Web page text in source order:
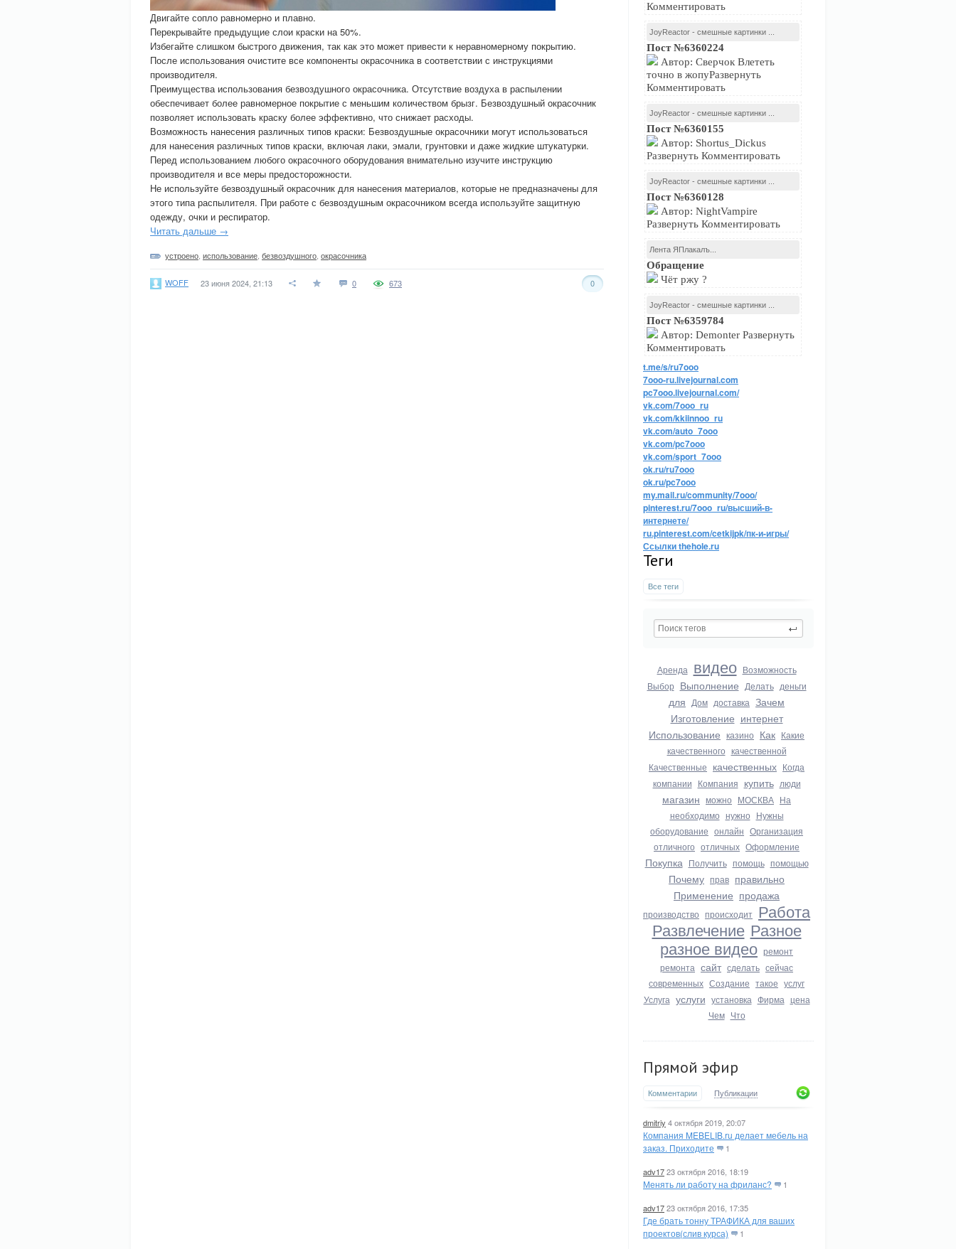
Комментировать
JoyReactor - смешные картинки ...
Пост №6360224
Автор: Сверчок Влететь
точно в жопуРазвернуть
Комментировать
JoyReactor - смешные картинки ...
Пост №6360155
Автор: Shortus_Dickus
Развернуть Комментировать
JoyReactor - смешные картинки ...
Пост №6360128
Автор: NightVampire
Развернуть Комментировать
Лента ЯПлакалъ...
Обращение
Чёт ржу ?
JoyReactor - смешные картинки ...
Пост №6359784
Автор: Demonter Развернуть
Комментировать
t.me/s/ru7ooo
7ooo-ru.livejournal.com
pc7ooo.livejournal.com/
vk.com/7ooo_ru
vk.com/kkiinnoo_ru
vk.com/auto_7ooo
vk.com/pc7ooo
vk.com/sport_7ooo
ok.ru/ru7ooo
ok.ru/pc7ooo
my.mail.ru/community/7ooo/
pinterest.ru/7ooo_ru/высший-в-
интернете/
ru.pinterest.com/cetkijpk/пк-и-игры/
Ссылки thehole.ru
Теги
Все теги
Аренда видео Возможность
Выбор Выполнение Делать деньги
для Дом доставка Зачем
Изготовление интернет
Использование казино Как Какие
качественного качественной
Качественные качественных Когда
компании Компания купить люди
магазин можно МОСКВА На
необходимо нужно Нужны
оборудование онлайн Организация
отличного отличных Оформление
Покупка Получить помощь помощью
Почему прав правильно
Применение продажа
производство происходит Работа
Развлечение Разное
разное видео ремонт
ремонта сайт сделать сейчас
современных Создание такое услуг
Услуга услуги установка Фирма цена
Чем Что
Прямой эфир
Комментарии Публикации
dmitriy 4 октября 2019, 20:07
Компания MEBELIB.ru делает мебель на
заказ. Приходите
1
adv1723 октября 2016, 18:19
Менять ли работу на фриланс? 1
adv1723 октября 2016, 17:35
Где брать тонну ТРАФИКА для ваших
проектов(слив курса)
1
Двигайте сопло равномерно и плавно.
Перекрывайте предыдущие слои краски на 50%.
Избегайте слишком быстрого движения, так как это может привести к неравномерному покрытию.
После использования очистите все компоненты окрасочника в соответствии с инструкциями
производителя.
Преимущества использования безвоздушного окрасочника. Отсутствие воздуха в распылении
обеспечивает более равномерное покрытие с меньшим количеством брызг. Безвоздушный окрасочник
позволяет использовать краску более эффективно, что снижает расходы.
Возможность нанесения различных типов краски: Безвоздушные окрасочники могут использоваться
для нанесения различных типов краски, включая лаки, эмали, грунтовки и даже жидкие штукатурки.
Перед использованием любого окрасочного оборудования внимательно изучите инструкцию
производителя и все меры предосторожности.
Не используйте безвоздушный окрасочник для нанесения материалов, которые не предназначены для
этого типа распылителя. При работе с безвоздушным окрасочником всегда используйте защитную
одежду, очки и респиратор.
Читать дальше →
устроено использование безвоздушного окрасочника
WOFF 23 июня 2024, 21:13 0 0
673